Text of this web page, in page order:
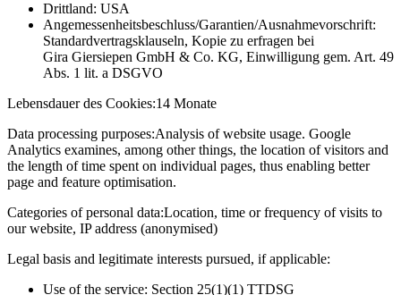
Drittland: USA
Angemessenheitsbeschluss/Garantien/Ausnahmevorschrift:
Standardvertragsklauseln, Kopie zu erfragen bei
Gira Giersiepen GmbH & Co. KG, Einwilligung gem. Art. 49
Abs. 1 lit. a DSGVO
Lebensdauer des Cookies:14 Monate
Data processing purposes:Analysis of website usage. Google
Analytics examines, among other things, the location of visitors and
the length of time spent on individual pages, thus enabling better
page and feature optimisation.
Categories of personal data:Location, time or frequency of visits to
our website, IP address (anonymised)
Legal basis and legitimate interests pursued, if applicable:
Use of the service: Section 25(1)(1) TTDSG